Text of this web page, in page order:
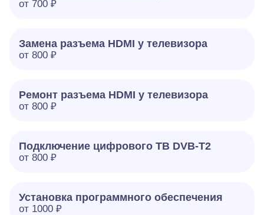
от 700 ₽
Замена разъема HDMI у телевизора
от 800 ₽
Ремонт разъема HDMI у телевизора
от 800 ₽
Подключение цифрового ТВ DVB-T2
от 800 ₽
Установка программного обеспечения
от 1000 ₽